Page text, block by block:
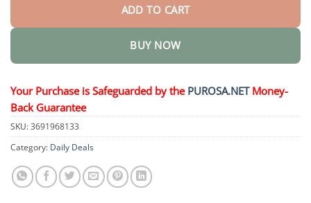
ADD TO CART
BUY NOW
Your Purchase is Safeguarded by the PUROSA.NETMoney-
Back Guarantee
SKU:3691968133
Category: Daily Deals